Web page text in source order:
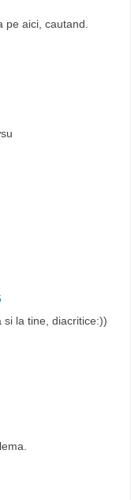
aici, cautand.
si la tine, diacritice:))